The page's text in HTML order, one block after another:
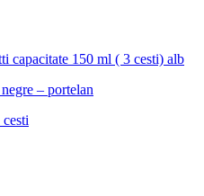
capacitate 150 ml ( 3 cesti) alb
– portelan